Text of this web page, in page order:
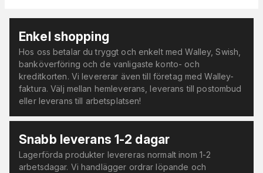
Enkel shopping
Hos oss betalar du tryggt och enkelt med Walley, Swish,
banköverföring och de vanligaste konto- och
kreditkorten. Vi levererar även till företag med Walley-
faktura. Välj mellan hemleverans, leverans till postombud
eller leverans till arbetsplatsen!
Snabb leverans 1-2 dagar
Lagerförda produkter levereras normalt inom 1-2
arbetsdagar. Vi handlägger ordrar löpande och